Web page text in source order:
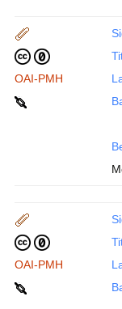
OAI-PMH
OAI-PMH